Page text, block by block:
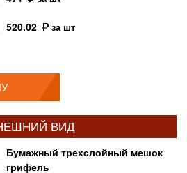
520.02 за шт
ВИД
Бумажный трехслойный мешок
грифель